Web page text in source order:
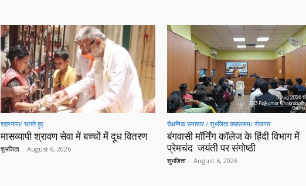
शहरनामा/ चलते हुए
मासव्यापी श्रावण सेवा में बच्चों में दूध वितरण
शुभजिता - August 6, 2026
शैक्षणिक समाचार / शुभजिता क्सासरूम/ रोजगार
बंगवासी मॉर्निंग कॉलेज के हिंदी विभाग में
प्रेमचंद जयंती पर संगोष्ठी
शुभजिता - August 6, 2026